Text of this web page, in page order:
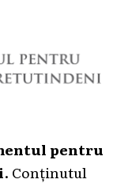
pentru
. Conținutul